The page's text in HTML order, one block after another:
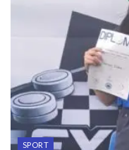
SPORT